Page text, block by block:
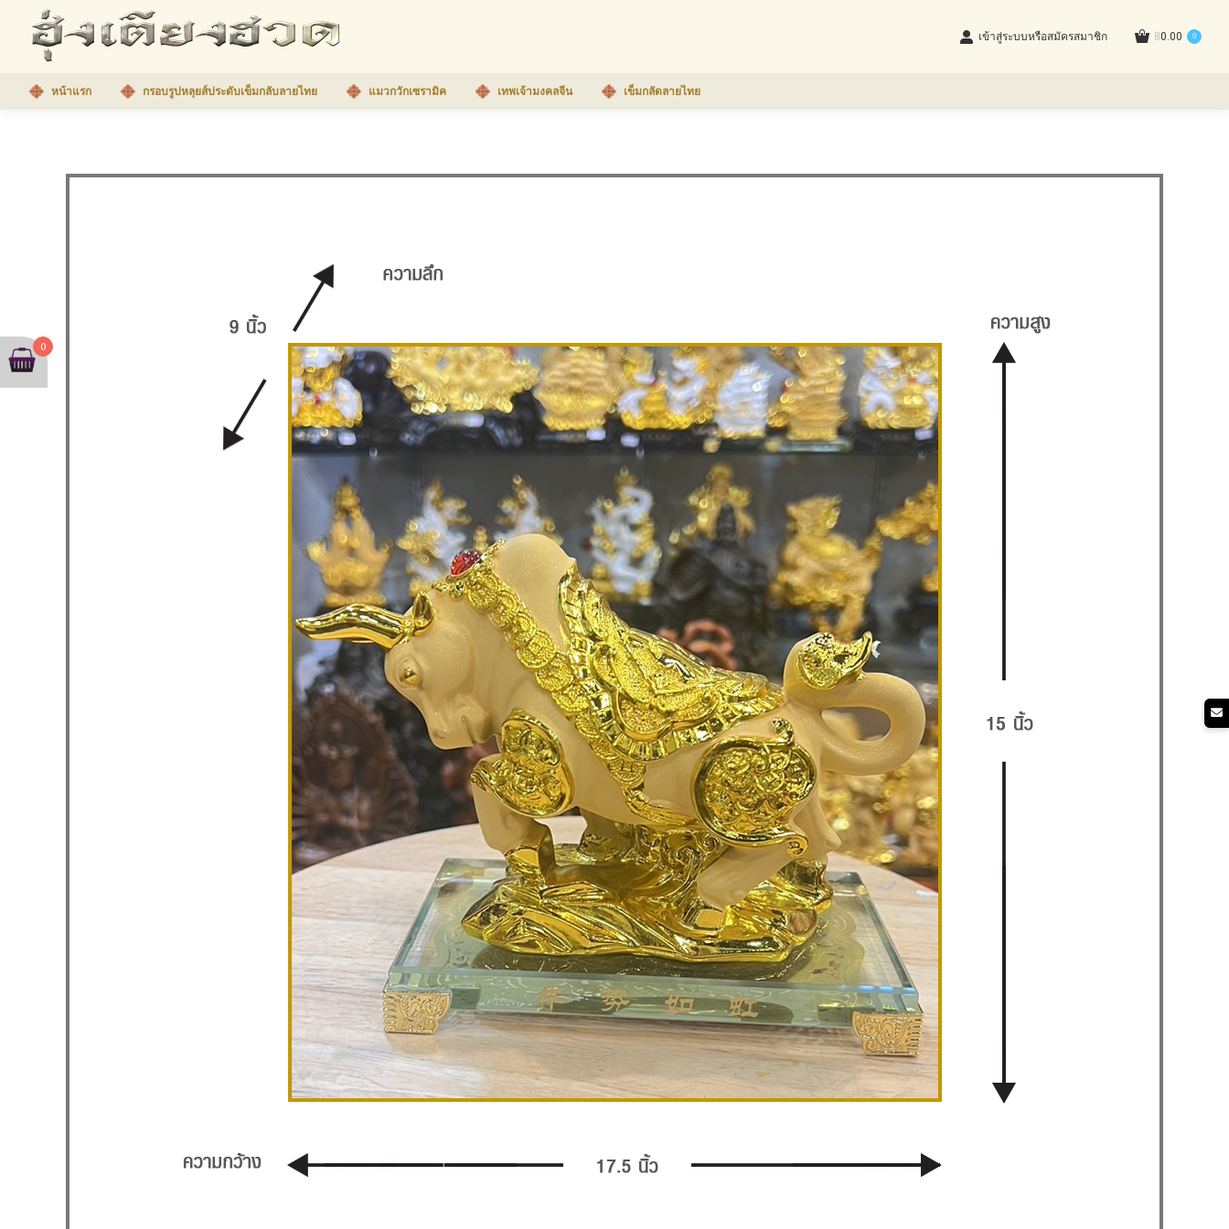
เข้าสู่ระบบหรือสมัครสมาชิก ฿0.00 0
หน้าแรก กรอบรูปหลุยส์ประดับเข็มกลับลายไทย แมวกวักเซรามิค เทพเจ้ามงคลจีน เข็มกลัดลายไทย
0